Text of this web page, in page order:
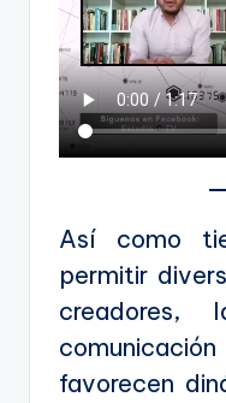
Así como
permitir
creadores,
favorecen